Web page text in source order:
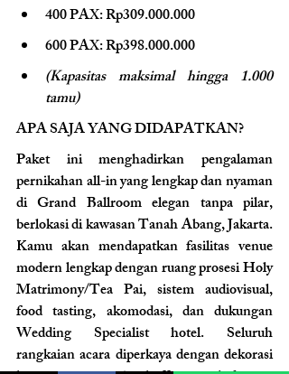
400 PAX: Rp309.000.000
600 PAX: Rp398.000.000
(Kapasitas maksimal hingga 1.000
tamu)
APA SAJA YANG DIDAPATKAN?
Paket ini menghadirkan pengalaman
pernikahan all-in yang lengkap dan nyaman
di Grand Ballroom elegan tanpa pilar,
berlokasi di kawasan Tanah Abang, Jakarta.
Kamu akan mendapatkan fasilitas venue
modern lengkap dengan ruang prosesi Holy
Matrimony/Tea Pai, sistem audiovisual,
food tasting, akomodasi, dan dukungan
Wedding Specialist hotel. Seluruh
rangkaian acara diperkaya dengan dekorasi